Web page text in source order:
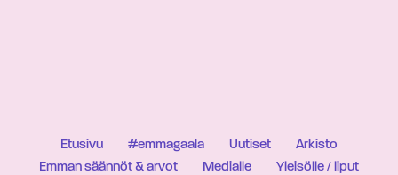
Etusivu #emmagaala Uutiset
Arkisto
Emman säännöt & arvot
Medialle
Yleisölle / liput